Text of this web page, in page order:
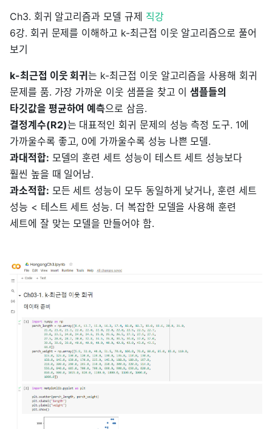
Ch3. 회귀 알고리즘과 모델 규제 직강
6강. 회귀 문제를 이해하고 k-최근접 이웃 알고리즘으로 풀어
보기
k-최근접 이웃 회귀는 k-최근접 이웃 알고리즘을 사용해 회귀
문제를 품. 가장 가까운 이웃 샘플을 찾고 이샘플들의
타깃값을 평균하여 예측으로 삼음.
결정계수(R2)는 대표적인 회귀 문제의 성능 측정 도구. 1에
가까울수록 좋고, 0에 가까울수록 성능 나쁜 모델.
과대적합: 모델의 훈련 세트 성능이 테스트 세트 성능보다
훨씬 높을 때 일어남.
과소적합: 모든 세트 성능이 모두 동일하게 낮거나, 훈련 세트
성능 < 테스트 세트 성능. 더 복잡한 모델을 사용해 훈련
세트에 잘 맞는 모델을 만들어야 함.